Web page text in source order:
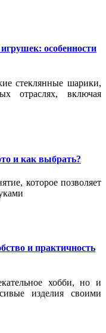
особенности
стеклянные шарики,
отраслях, включая
и как выбрать?
которое позволяет
и практичность
хобби, но и
изделия своими